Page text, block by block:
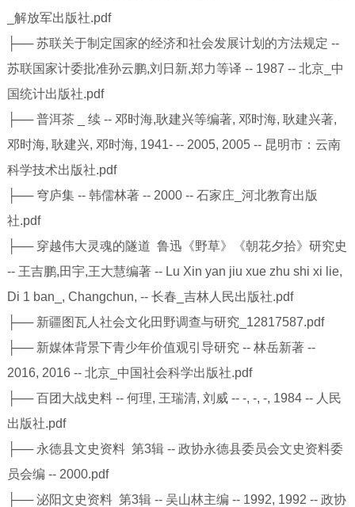
_解放军出版社.pdf
├── 苏联关于制定国家的经济和社会发展计划的方法规定 --
苏联国家计委批准孙云鹏,刘日新,郑力等译 -- 1987 -- 北京_中
国统计出版社.pdf
├── 普洱茶 _ 续 -- 邓时海,耿建兴等编著, 邓时海, 耿建兴著,
邓时海, 耿建兴, 邓时海, 1941- -- 2005, 2005 -- 昆明市：云南
科学技术出版社.pdf
├── 穹庐集 -- 韩儒林著 -- 2000 -- 石家庄_河北教育出版
社.pdf
├── 穿越伟大灵魂的隧道 鲁迅《野草》《朝花夕拾》研究史
-- 王吉鹏,田宇,王大慧编著 -- Lu Xin yan jiu xue zhu shi xi lie,
Di 1 ban_, Changchun, -- 长春_吉林人民出版社.pdf
├── 新疆图瓦人社会文化田野调查与研究_12817587.pdf
├── 新媒体背景下青少年价值观引导研究 -- 林岳新著 --
2016, 2016 -- 北京_中国社会科学出版社.pdf
├── 百团大战史料 -- 何理, 王瑞清, 刘威 -- -, -, -, 1984 -- 人民
出版社.pdf
├── 永德县文史资料 第3辑 -- 政协永德县委员会文史资料委
员会编 -- 2000.pdf
├── 泌阳文史资料 第3辑 -- 吴山林主编 -- 1992, 1992 -- 政协